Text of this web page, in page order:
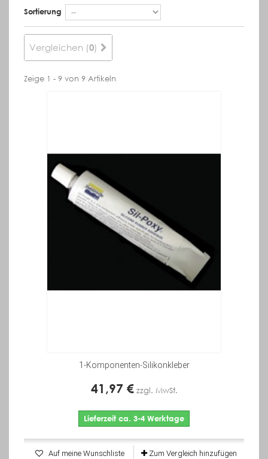
Sortierung
Vergleichen (0)
Zeige 1 - 9 von 9 Artikeln
1-Komponenten-Silikonkleber
41,97 € zzgl. MwSt.
Lieferzeit ca. 3-4 Werktage
Auf meine Wunschliste Zum Vergleich hinzufügen